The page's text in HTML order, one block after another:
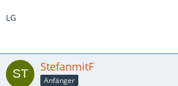
LG
StefanmitF
Anfänger